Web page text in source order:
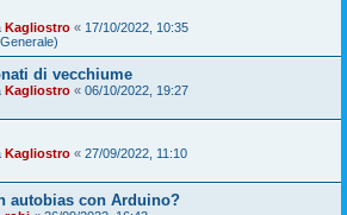
Kagliostro « 17/10/2022, 10:35
di vecchiume
Kagliostro « 06/10/2022, 19:27
Kagliostro « 27/09/2022, 11:10
autobias con Arduino?